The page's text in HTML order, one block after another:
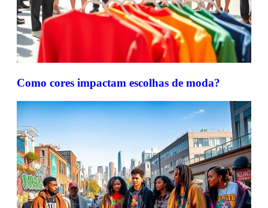
Como cores impactam escolhas de moda?